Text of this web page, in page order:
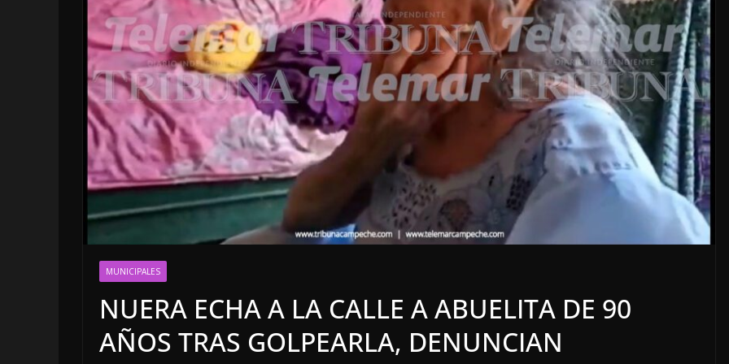
MUNICIPALES
NUERA ECHA A LA CALLE A ABUELITA DE 90
AÑOS TRAS GOLPEARLA, DENUNCIAN
LOCALES OPINIÓN
EN LAS TRIPAS DEL
8 agosto, 2026
LOCALES
8 agosto, 2026